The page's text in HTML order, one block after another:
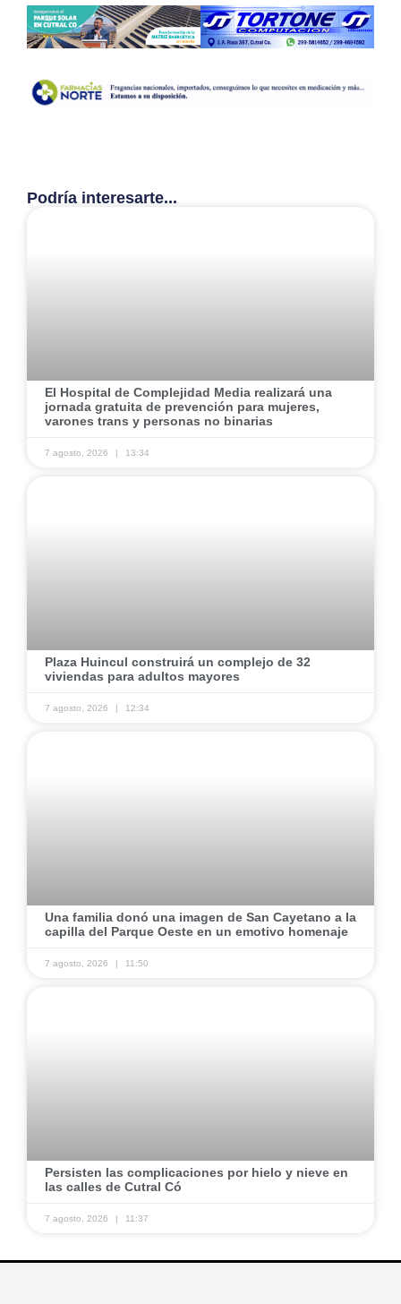
Podría interesarte...
El Hospital de Complejidad Media realizará una
jornada gratuita de prevención para mujeres,
varones trans y personas no binarias
7 agosto, 2026 13:34
Plaza Huincul construirá un complejo de 32
viviendas para adultos mayores
7 agosto, 2026 12:34
Una familia donó una imagen de San Cayetano a la
capilla del Parque Oeste en un emotivo homenaje
7 agosto, 2026 11:50
Persisten las complicaciones por hielo y nieve en
las calles de Cutral Có
7 agosto, 2026 11:37